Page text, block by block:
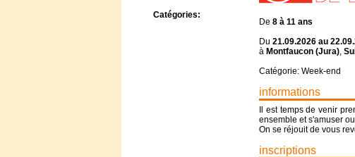
Catégories:
De 8 à 11 ans
Du 21.09.2026 au
à Montfaucon (Jura),
Catégorie: Week-end
informations
Il est temps de venir
ensemble et s'amuser
On se réjouit de vous
inscriptions